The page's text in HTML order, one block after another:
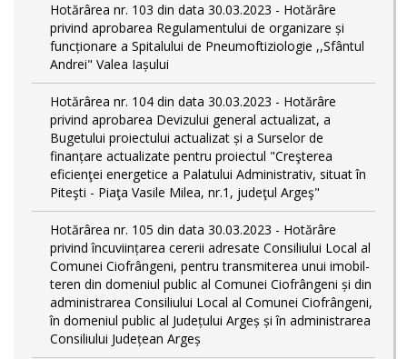
Hotărârea nr. 103 din data 30.03.2023 - Hotărâre
privind aprobarea Regulamentului de organizare și
funcționare a Spitalului de Pneumoftiziologie ,,Sfântul
Andrei" Valea Iașului
Hotărârea nr. 104 din data 30.03.2023 - Hotărâre
privind aprobarea Devizului general actualizat, a
Bugetului proiectului actualizat și a Surselor de
finanțare actualizate pentru proiectul "Creşterea
eficienţei energetice a Palatului Administrativ, situat în
Piteşti - Piaţa Vasile Milea, nr.1, judeţul Argeş"
Hotărârea nr. 105 din data 30.03.2023 - Hotărâre
privind încuviințarea cererii adresate Consiliului Local al
Comunei Ciofrângeni, pentru transmiterea unui imobil-
teren din domeniul public al Comunei Ciofrângeni și din
administrarea Consiliului Local al Comunei Ciofrângeni,
în domeniul public al Județului Argeș și în administrarea
Consiliului Județean Argeș